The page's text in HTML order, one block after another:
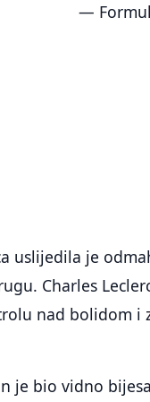
—
uslijedila je
Charles
nad bolidom i
je bio vidno